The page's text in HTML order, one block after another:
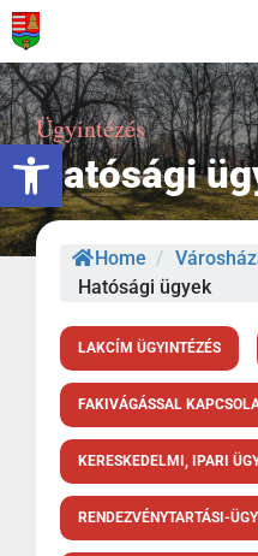
Eszköztár megnyitása
Kihagyás
Ügyintézés
Hatósági
Home /
Hatósági ügyek
LAKCÍM ÜGYINTÉZÉS
FAKIVÁGÁSSAL
KERESKEDELMI, IPARI
RENDEZVÉNYTARTÁSI-